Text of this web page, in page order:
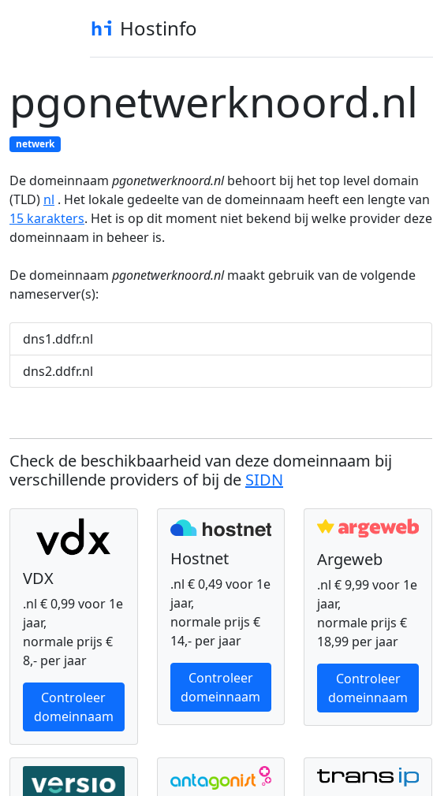
Hostinfo
pgonetwerknoord.nl
netwerk
De domeinnaam pgonetwerknoord.nlbehoort bij het top level domain
(TLD) nl . Het lokale gedeelte van de domeinnaam heeft een lengte van
15 karakters. Het is op dit moment niet bekend bij welke provider deze
domeinnaam in beheer is.
De domeinnaam pgonetwerknoord.nlmaakt gebruik van de volgende
nameserver(s):
dns1.ddfr.nl
dns2.ddfr.nl
Check de beschikbaarheid van deze domeinnaam bij
verschillende providers of bij de SIDN
VDX
.nl € 0,99 voor 1e
jaar,
normale prijs €
8,- per jaar
Controleer
domeinnaam
Hostnet
.nl € 0,49 voor 1e
jaar,
normale prijs €
14,- per jaar
Controleer
domeinnaam
Argeweb
.nl € 9,99 voor 1e
jaar,
normale prijs €
18,99 per jaar
Controleer
domeinnaam